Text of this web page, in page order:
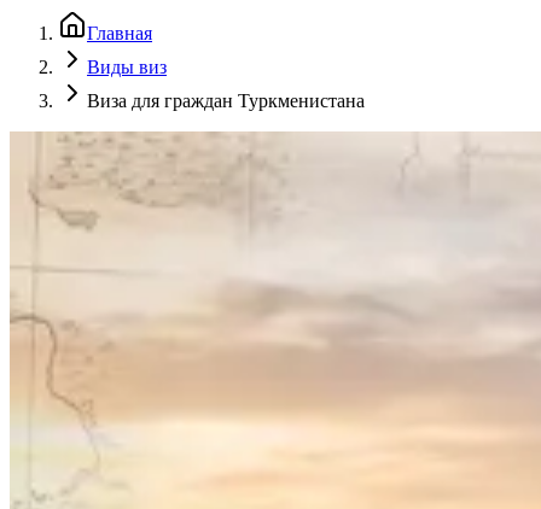
Главная
Виды виз
Виза для граждан Туркменистана